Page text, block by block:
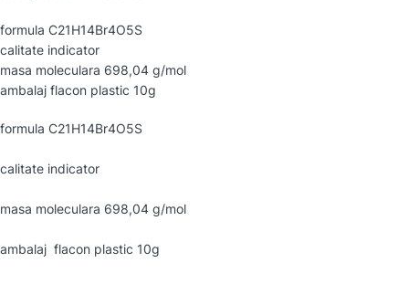
formula C21H14Br4O5S
calitate indicator
masa moleculara 698,04 g/mol
ambalaj flacon plastic 10g
formula C21H14Br4O5S
calitate indicator
masa moleculara 698,04 g/mol
ambalaj flacon plastic 10g